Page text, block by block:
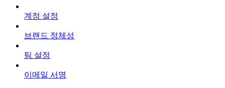
계정 설정
브랜드 정체성
팀 설정
이메일 서명